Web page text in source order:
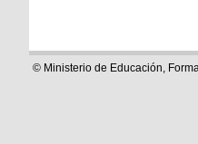
© Ministerio de Educación,